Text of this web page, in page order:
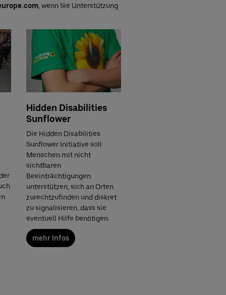
, wenn Sie Unterstützung
Hidden Disabilities
Sunflower
Die Hidden Disabilities
Sunflower Initiative soll
Menschen mit nicht
sichtbaren
Beeinträchtigungen
unterstützen, sich an Orten
zurechtzufinden und diskret
zu signalisieren, dass sie
eventuell Hilfe benötigen.
mehr Infos